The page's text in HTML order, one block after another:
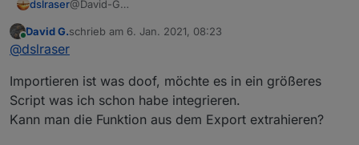
dslraser@David-G
das ist eine Funktion.
Online
David G.schrieb am 6. Jan. 2021, 08:23
zuletzt editiert von
@dslraser
Importieren ist was doof, möchte es in ein größeres
Script was ich schon habe integrieren.
Kann man die Funktion aus dem Export extrahieren?